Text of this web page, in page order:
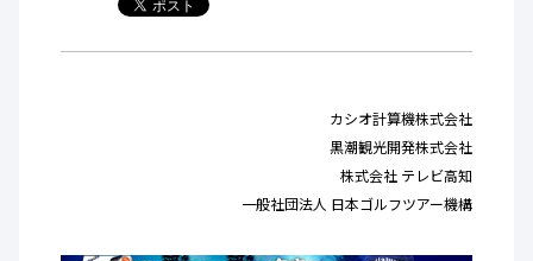
カシオ計算機株式会社
黒潮観光開発株式会社
株式会社 テレビ高知
一般社団法人 日本ゴルフツアー機構